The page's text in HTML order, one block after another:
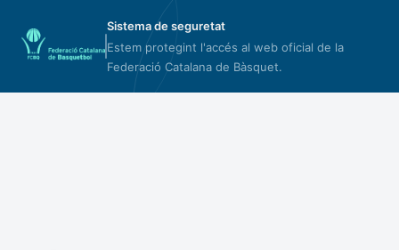
Sistema de seguretat
Estem protegint l'accés al web oficial de la
Federació Catalana de Bàsquet.